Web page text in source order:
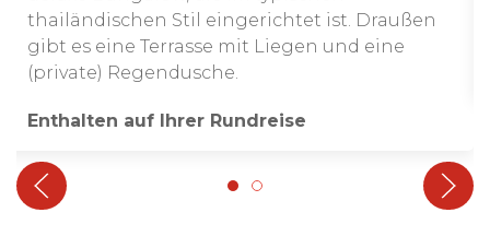
thailändischen Stil eingerichtet ist. Draußen
gibt es eine Terrasse mit Liegen und eine
(private) Regendusche.
Enthalten auf Ihrer Rundreise